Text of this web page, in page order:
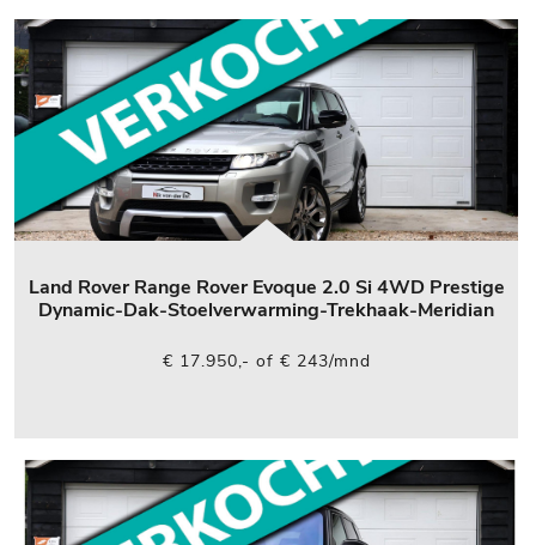
Land Rover Range Rover Evoque 2.0 Si 4WD Prestige
Dynamic-Dak-Stoelverwarming-Trekhaak-Meridian
€ 17.950,- of € 243/mnd